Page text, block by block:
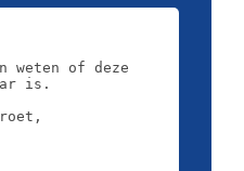
Elektrisch zonnescherm